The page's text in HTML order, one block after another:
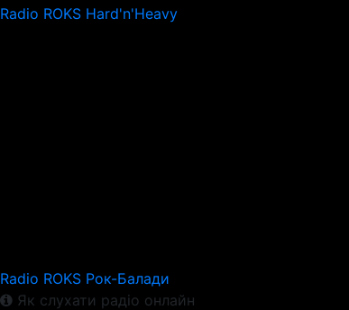
Radio ROKS Hard'n'Heavy
Radio ROKS Рок-Балади
Як слухати радіо онлайн